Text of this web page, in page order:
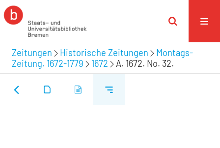
Zeitungen Historische Zeitungen
Montags-
Zeitung. 1672-1779
1672 A. 1672. No. 32.